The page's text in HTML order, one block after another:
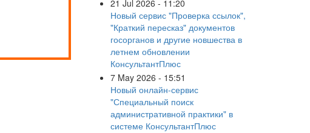
21 Jul 2026 - 11:20
Новый сервис "Проверка ссылок",
"Краткий пересказ" документов
госорганов и другие новшества в
летнем обновлении
КонсультантПлюс
7 May 2026 - 15:51
Новый онлайн-сервис
"Специальный поиск
административной практики" в
системе КонсультантПлюс